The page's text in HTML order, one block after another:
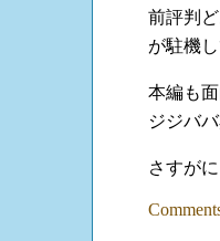
前評判
が駐機
本編も
ジジバ
さすが